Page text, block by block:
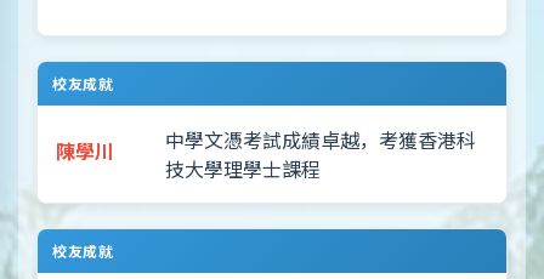
校友成就
陳學川
中學文憑考試成績卓越，考獲香港科
技大學理學士課程
校友成就